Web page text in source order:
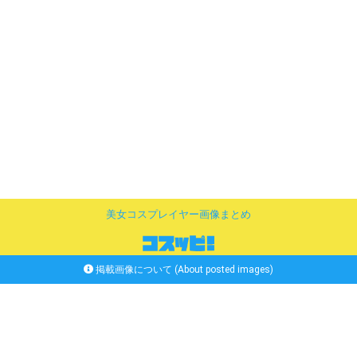
美女コスプレイヤー画像まとめ
掲載画像について (About posted images)